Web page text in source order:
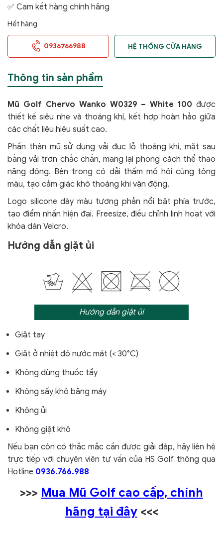
✅ Cam kết hàng chính hãng
Hết hàng
0936766988 HỆ THỐNG CỬA HÀNG
Thông tin sản phẩm
Mũ Golf Chervo Wanko W0329 – White 100 được
thiết kế siêu nhẹ và thoáng khí, kết hợp hoàn hảo giữa
các chất liệu hiệu suất cao.
Phần thân mũ sử dụng vải đục lỗ thoáng khí, mặt sau
bằng vải trơn chắc chắn, mang lại phong cách thể thao
năng động. Bên trong có dải thấm mồ hôi cùng tông
màu, tạo cảm giác khô thoáng khi vận động.
Logo silicone dày màu tương phản nổi bật phía trước,
tạo điểm nhấn hiện đại. Freesize, điều chỉnh linh hoạt với
khóa dán Velcro.
Hướng dẫn giặt ủi
Hướng dẫn giặt ủi
Giặt tay
Giặt ở nhiệt độ nước mát (< 30°C)
Không dùng thuốc tẩy
Không sấy khô bằng máy
Không ủi
Không giặt khô
Nếu bạn còn có thắc mắc cần được giải đáp, hãy liên hệ
trực tiếp với chuyên viên tư vấn của HS Golf thông qua
Hotline 0936.766.988
>>> Mua Mũ Golf cao cấp, chính
hãng tại đây<<<